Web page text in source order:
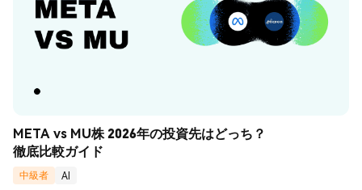
META vs MU株 2026年の投資先はどっち？
徹底比較ガイド
中級者
AI